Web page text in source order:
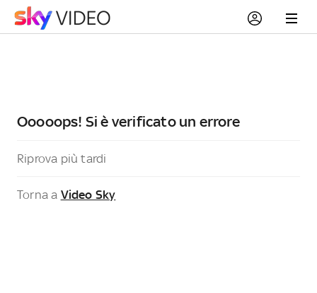
Ooooops! Si è verificato un errore
Riprova più tardi
Torna a Video Sky